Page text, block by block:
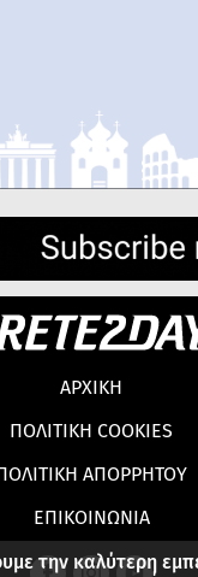
την καλύτερη
ΑΡΧΙΚΗ
ΠΟΛΙΤΙΚΗ COOKIES
ΑΠΟΡΡΗΤΟΥ
ΕΠΙΚΟΙΝΩΝΙΑ